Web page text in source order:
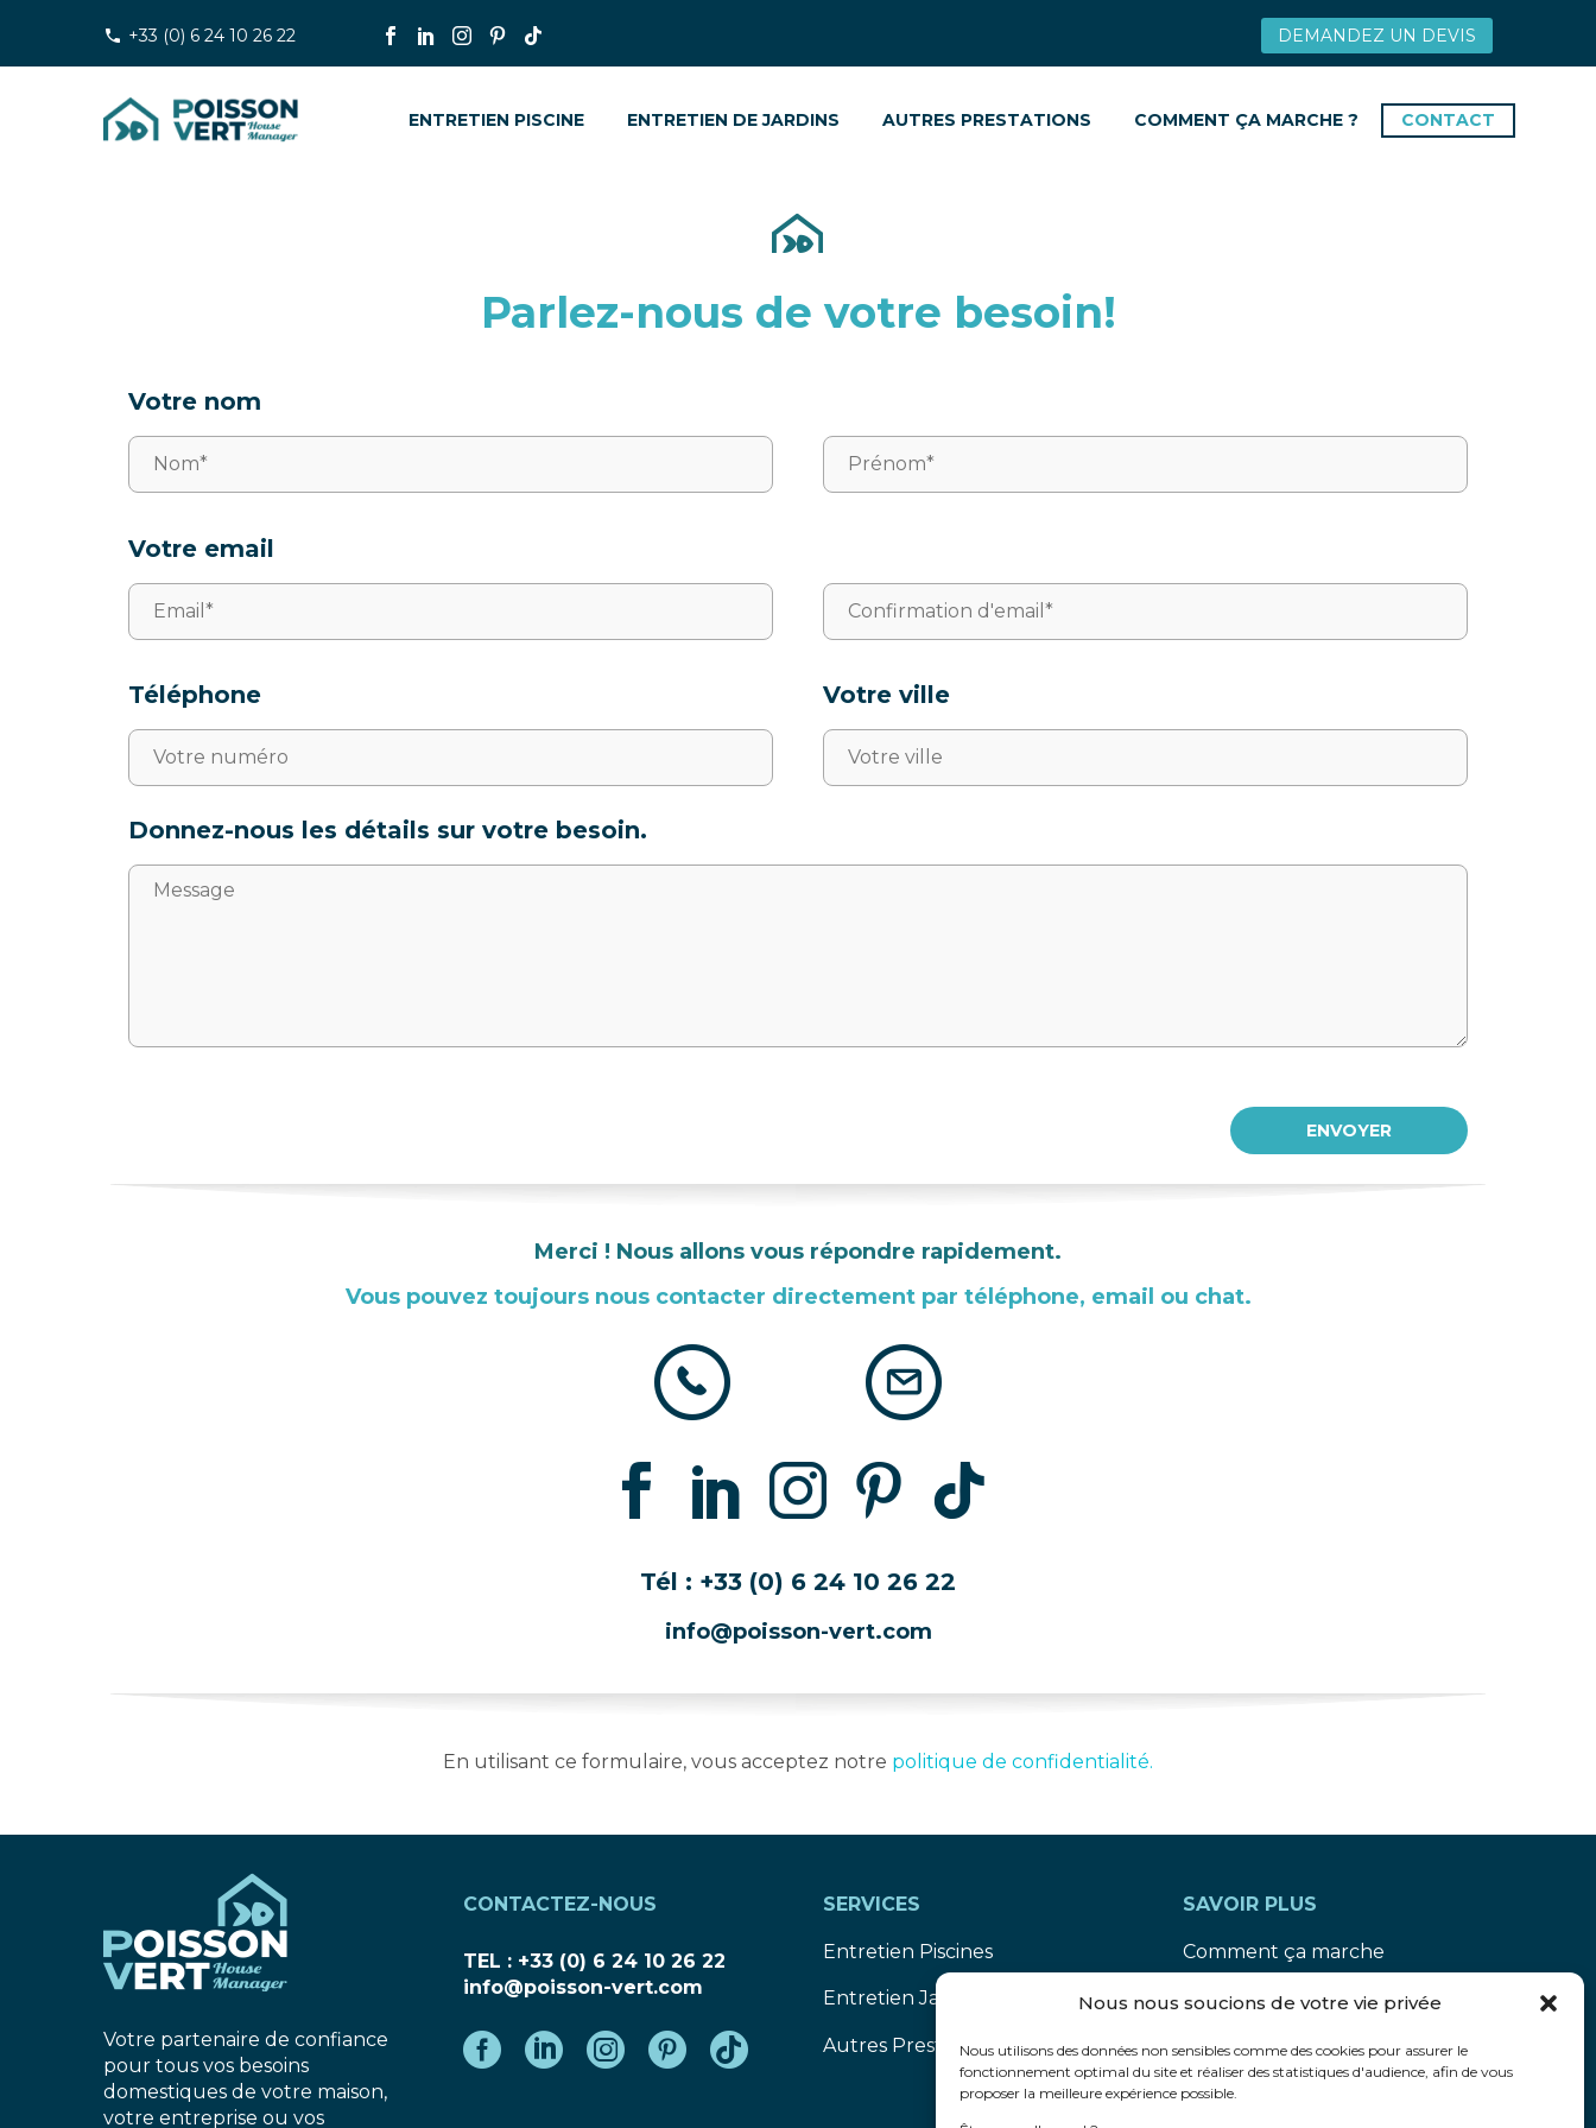
Nous nous soucions de votre vie privée
Nous utilisons des données non sensibles comme des cookies pour assurer le
fonctionnement optimal du site et réaliser des statistiques d'audience, afin de vous
proposer la meilleure expérience possible.
+33 (0) 6 24 10 26 22 DEMANDEZ UN DEVIS
ENTRETIEN PISCINE ENTRETIEN DE JARDINS AUTRES PRESTATIONS COMMENT ÇA MARCHE ? CONTACT
Parlez-nous de votre besoin!
Votre nom
Votre email
Téléphone Votre ville
Donnez-nous les détails sur votre besoin.
Merci ! Nous allons vous répondre rapidement.
Vous pouvez toujours nous contacter directement par téléphone, email ou chat.
Tél : +33 (0) 6 24 10 26 22
info@poisson-vert.com
En utilisant ce formulaire, vous acceptez notre politique de confidentialité.
Votre partenaire de confiance
pour tous vos besoins
domestiques de votre maison,
votre entreprise ou vos
CONTACTEZ-NOUS
TEL : +33 (0) 6 24 10 26 22
info@poisson-vert.com
SERVICES
Entretien Piscines
Entretien Jardins
Autres Prestations
SAVOIR PLUS
Comment ça marche
Contactez-nous